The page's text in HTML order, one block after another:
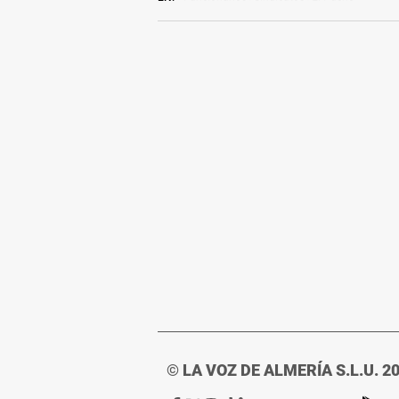
© LA VOZ DE ALMERÍA S.L.U.